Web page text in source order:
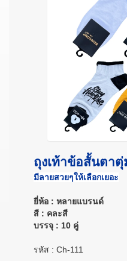
ถุงเท้าข้อสั้นตาตุ่
มีลายสวยๆให้เลือกเยอะ
ยี่ห้อ : หลายแบรนด์
สี : คละสี
บรรจุ : 10 คู่
รหัส : Ch-111